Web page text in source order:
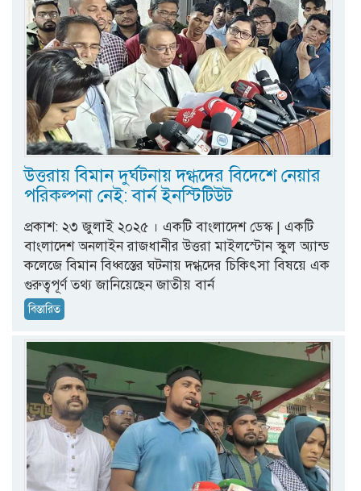
উত্তরায় বিমান দুর্ঘটনায় দগ্ধদের বিদেশে নেয়ার
পরিকল্পনা নেই: বার্ন ইনস্টিটিউট
প্রকাশ: ২৩ জুলাই ২০২৫ । একটি বাংলাদেশ ডেস্ক | একটি
বাংলাদেশ অনলাইন রাজধানীর উত্তরা মাইলস্টোন স্কুল অ্যান্ড
কলেজে বিমান বিধ্বস্তের ঘটনায় দগ্ধদের চিকিৎসা বিষয়ে এক
গুরুত্বপূর্ণ তথ্য জানিয়েছেন জাতীয় বার্ন
বিস্তারিত